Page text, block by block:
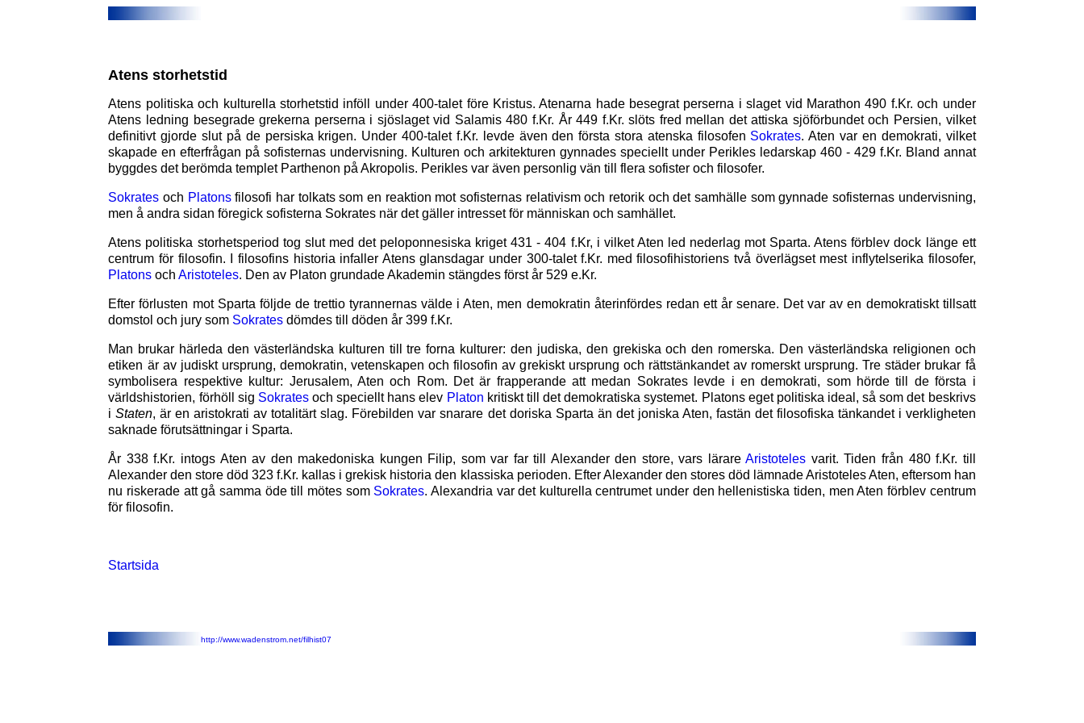
Atens storhetstid
Atens politiska och kulturella storhetstid inföll under 400-talet före Kristus. Atenarna hade besegrat perserna i slaget vid Marathon 490 f.Kr. och under
Atens ledning besegrade grekerna perserna i sjöslaget vid Salamis 480 f.Kr. År 449 f.Kr. slöts fred mellan det attiska sjöförbundet och Persien, vilket
definitivt gjorde slut på de persiska krigen. Under 400-talet f.Kr. levde även den första stora atenska filosofen Sokrates. Aten var en demokrati, vilket
skapade en efterfrågan på sofisternas undervisning. Kulturen och arkitekturen gynnades speciellt under Perikles ledarskap 460 - 429 f.Kr. Bland annat
byggdes det berömda templet Parthenon på Akropolis. Perikles var även personlig vän till flera sofister och filosofer.
Sokrates och Platonsfilosofi har tolkats som en reaktion mot sofisternas relativism och retorik och det samhälle som gynnade sofisternas undervisning,
men å andra sidan föregick sofisterna Sokrates när det gäller intresset för människan och samhället.
Atens politiska storhetsperiod tog slut med det peloponnesiska kriget 431 - 404 f.Kr, i vilket Aten led nederlag mot Sparta. Atens förblev dock länge ett
centrum för filosofin. I filosofins historia infaller Atens glansdagar under 300-talet f.Kr. med filosofihistoriens två överlägset mest inflytelserika filosofer,
Platons ochAristoteles. Den av Platon grundade Akademin stängdes först år 529 e.Kr.
Efter förlusten mot Sparta följde de trettio tyrannernas välde i Aten, men demokratin återinfördes redan ett år senare. Det var av en demokratiskt tillsatt
domstol och jury som Sokrates dömdes till döden år 399 f.Kr.
Man brukar härleda den västerländska kulturen till tre forna kulturer: den judiska, den grekiska och den romerska. Den västerländska religionen och
etiken är av judiskt ursprung, demokratin, vetenskapen och filosofin av grekiskt ursprung och rättstänkandet av romerskt ursprung. Tre städer brukar få
symbolisera respektive kultur: Jerusalem, Aten och Rom. Det är frapperande att medan Sokrates levde i en demokrati, som hörde till de första i
världshistorien, förhöll sig Sokratesoch speciellt hans elev Platon kritiskt till det demokratiska systemet. Platons eget politiska ideal, så som det beskrivs
iStaten, är en aristokrati av totalitärt slag. Förebilden var snarare det doriska Sparta än det joniska Aten, fastän det filosofiska tänkandet i verkligheten
saknade förutsättningar i Sparta.
År 338 f.Kr. intogs Aten av den makedoniska kungen Filip, som var far till Alexander den store, vars lärareAristoteles varit. Tiden från 480 f.Kr. till
Alexander den store död 323 f.Kr. kallas i grekisk historia den klassiska perioden. Efter Alexander den stores död lämnade Aristoteles Aten, eftersom han
nu riskerade att gå samma öde till mötes som Sokrates. Alexandria var det kulturella centrumet under den hellenistiska tiden, men Aten förblev centrum
för filosofin.
Startsida
http://www.wadenstrom.net/filhist07